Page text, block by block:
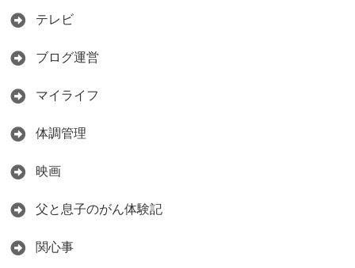
テレビ
ブログ運営
マイライフ
体調管理
映画
父と息子のがん体験記
関心事